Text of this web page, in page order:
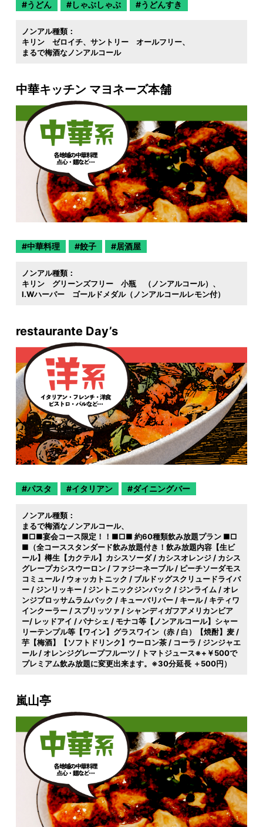
うどん しゃぶしゃぶ うどんすき
ノンアル種類：
キリン ゼロイチ
サントリー オールフリー
まるで梅酒なノンアルコール
中華キッチン マヨネーズ本舗
中華料理 餃子 居酒屋
ノンアル種類：
キリン グリーンズフリー 小瓶 （ノンアルコール）
I.Wハーパー ゴールドメダル（ノンアルコールレモン付）
restaurante Day’s
パスタ イタリアン ダイニングバー
ノンアル種類：
まるで梅酒なノンアルコール
■□■宴会コース限定！！■□■ 約60種類飲み放題プラン ■□
■（全コーススタンダード飲み放題付き！飲み放題内容【生ビ
ール】樽生【カクテル】カシスソーダ / カシスオレンジ / カシス
グレープカシスウーロン / ファジーネーブル / ピーチソーダモス
コミュール / ウォッカトニック / ブルドッグスクリュードライバ
ー / ジンリッキー / ジントニックジンバック / ジンライム / オレ
ンジブロッサムラムバック / キューバリバー / キール / キティワ
インクーラー / スプリッツァ / シャンディガフアメリカンビア
ー/ レッドアイ / パナシェ / モナコ等【ノンアルコール】シャー
リーテンプル等【ワイン】グラスワイン（赤 / 白）【焼酎】麦 /
芋【梅酒】【ソフトドリンク】ウーロン茶 / コーラ / ジンジャエ
ール / オレンジグレープフルーツ / トマトジュース※+￥500で
プレミアム飲み放題に変更出来ます。※30分延長 ＋500円）
嵐山亭